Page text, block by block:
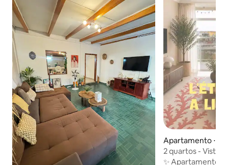
Apartamento ⋅
2 quartos - Vista
Libreville
✨ Apartamento